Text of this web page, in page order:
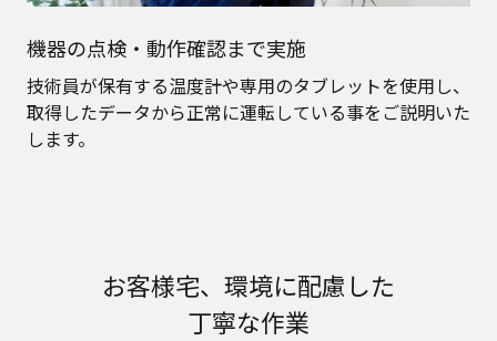
機器の点検・動作確認まで実施
技術員が保有する温度計や専用のタブレットを使用し、
取得したデータから正常に運転している事をご説明いた
します。
お客様宅、環境に配慮した
丁寧な作業